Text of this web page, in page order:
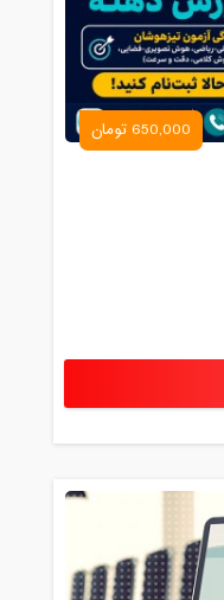
650,000 تومان